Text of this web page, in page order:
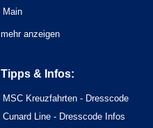
Main
mehr anzeigen
Tipps & Infos:
MSC Kreuzfahrten - Dresscode
Cunard Line - Dresscode Infos